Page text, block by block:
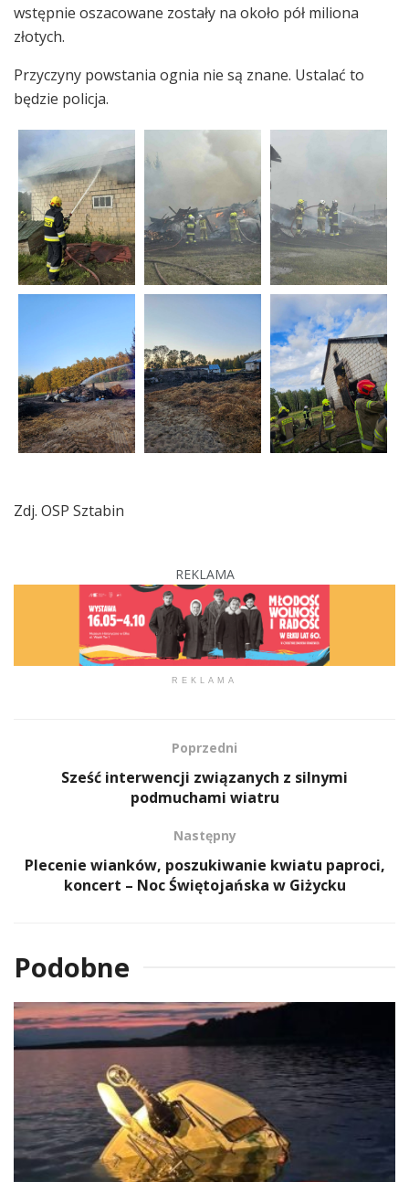
wstępnie oszacowane zostały na około pół miliona
złotych.
Przyczyny powstania ognia nie są znane. Ustalać to
będzie policja.
Zdj. OSP Sztabin
REKLAMA
REKLAMA
Poprzedni
Sześć interwencji związanych z silnymi
podmuchami wiatru
Następny
Plecenie wianków, poszukiwanie kwiatu paproci,
koncert – Noc Świętojańska w Giżycku
Podobne